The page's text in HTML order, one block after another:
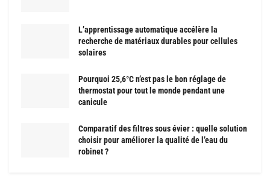
L’apprentissage automatique accélère la
recherche de matériaux durables pour cellules
solaires
Pourquoi 25,6°C n’est pas le bon réglage de
thermostat pour tout le monde pendant une
canicule
Comparatif des filtres sous évier : quelle solution
choisir pour améliorer la qualité de l’eau du
robinet ?